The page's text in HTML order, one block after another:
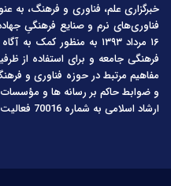
خبرگزاری علم، فناوری و فرهنگ، به
فناوری‌های نرم و صنایع فرهنگیِ
۱۶ مرداد ۱۳۹۳ به منظور
فرهنگی جامعه و برای استفاده از
مفاهیم مرتبط در حوزه فناوری و
و ضوابط حاکم بر رسانه ها و
ارشاد اسلامی به شماره 70016 فعالیت خود را آغاز کرده است.